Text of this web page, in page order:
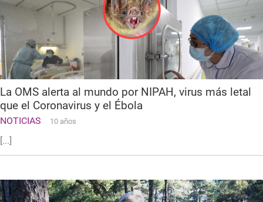
La OMS alerta al mundo por NIPAH, virus más letal
que el Coronavirus y el Ébola
NOTICIAS 10 años
[...]